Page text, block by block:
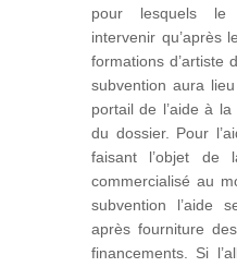
pour lesquels le
intervenir qu’après
formations d’artiste
subvention aura
portail de l’aide à la
du dossier. Pour
faisant l’objet de
commercialisé au
subvention l’aide
après fourniture
financements. Si